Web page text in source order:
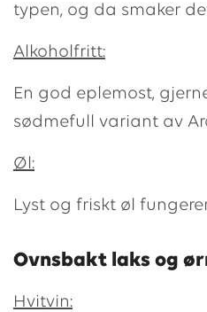
typen, og da smaker
Alkoholfritt:
En god eplemost,
sødmefull variant av
Øl:
Lyst og friskt øl
Ovnsbakt laks og
Hvitvin: